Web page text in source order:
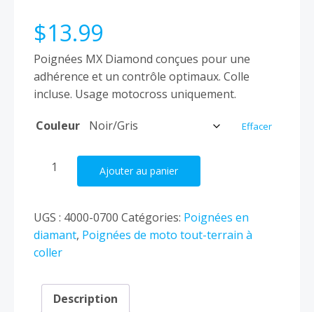
$13.99
Poignées MX Diamond conçues pour une
adhérence et un contrôle optimaux. Colle
incluse. Usage motocross uniquement.
Couleur Effacer
quantité
Hot
Lap
Diamond
Bike
Grips
Ajouter au panier
UGS : 4000-0700 Catégories: Poignées en
diamant, Poignées de moto tout-terrain à
coller
Description